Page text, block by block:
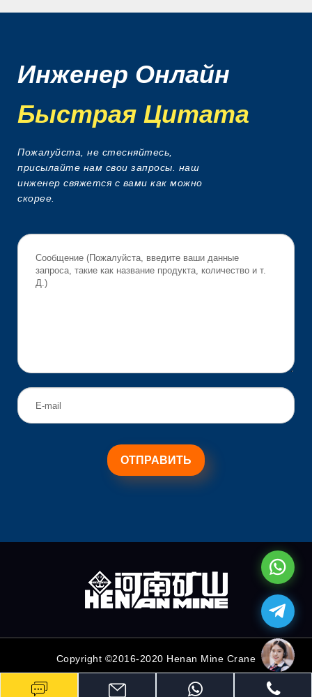
Инженер Онлайн
Быстрая Цитата
Пожалуйста, не стесняйтесь,
присылайте нам свои запросы. наш
инженер свяжется с вами как можно
скорее.
Copyright ©2016-2020 Henan Mine Crane